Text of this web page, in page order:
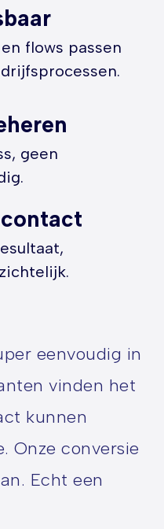
flows passen
geen
eenvoudig in
vinden het
kunnen
Onze conversie
Echt een